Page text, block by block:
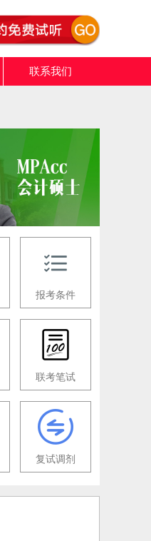
联系我们
报考条件
联考笔试
复试调剂